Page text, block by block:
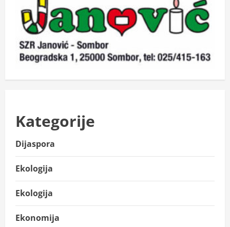
Kategorije
Dijaspora
Ekologija
Ekologija
Ekonomija